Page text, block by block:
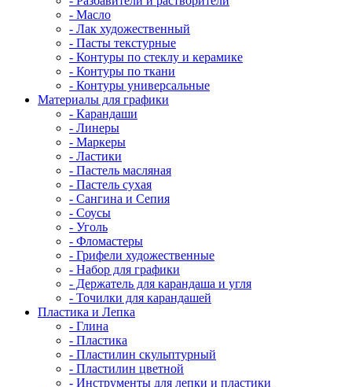
- Масло
- Лак художественный
- Пасты текстурные
- Контуры по стеклу и керамике
- Контуры по ткани
- Контуры универсальные
Материалы для графики
- Карандаши
- Линеры
- Маркеры
- Ластики
- Пастель масляная
- Пастель сухая
- Сангина и Сепия
- Соусы
- Уголь
- Фломастеры
- Грифели художественные
- Набор для графики
- Держатель для карандаша и угля
- Точилки для карандашей
Пластика и Лепка
- Глина
- Пластика
- Пластилин скульптурный
- Пластилин цветной
- Инструменты для лепки и пластики